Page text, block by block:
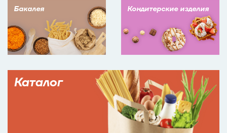
Бакалея Кондитерские изделия
Каталог